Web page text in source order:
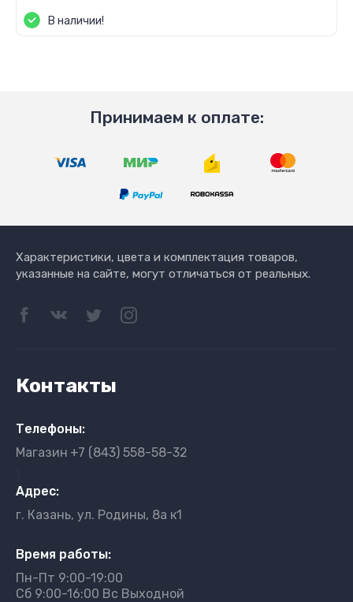
В наличии!
Принимаем к оплате:
Характеристики, цвета и комплектация товаров,
указанные на сайте, могут отличаться от реальных.
Контакты
Телефоны:
Магазин +7 (843) 558-58-32
Адрес:
г. Казань, ул. Родины, 8а к1
Время работы:
Пн-Пт 9:00-19:00
Сб 9:00-16:00 Вс Выходной